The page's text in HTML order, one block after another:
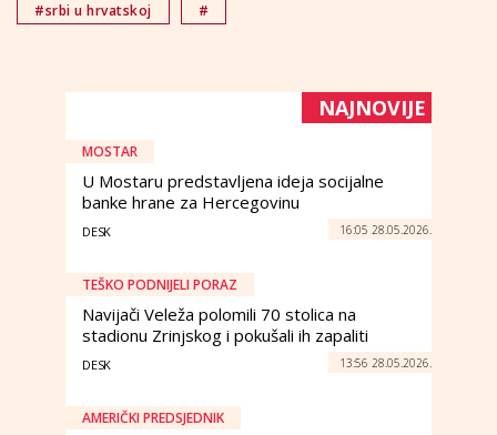
#srbi u hrvatskoj
#
NAJNOVIJE
MOSTAR
U Mostaru predstavljena ideja socijalne
banke hrane za Hercegovinu
DESK 16:05 28.05.2026.
TEŠKO PODNIJELI PORAZ
Navijači Veleža polomili 70 stolica na
stadionu Zrinjskog i pokušali ih zapaliti
DESK 13:56 28.05.2026.
AMERIČKI PREDSJEDNIK